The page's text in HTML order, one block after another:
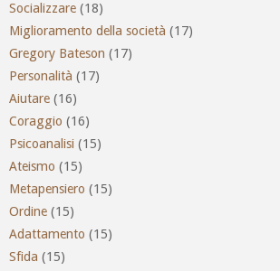
Socializzare (18)
Miglioramento della società (17)
Gregory Bateson (17)
Personalità (17)
Aiutare (16)
Coraggio (16)
Psicoanalisi (15)
Ateismo (15)
Metapensiero (15)
Ordine (15)
Adattamento (15)
Sfida (15)